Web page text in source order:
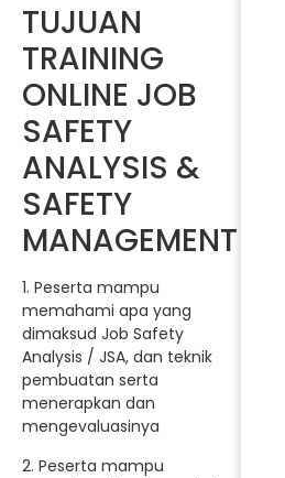
TUJUAN
TRAINING
ONLINE JOB
SAFETY
ANALYSIS &
SAFETY
MANAGEMENT
1. Peserta mampu
memahami apa yang
dimaksud Job Safety
Analysis / JSA, dan teknik
pembuatan serta
menerapkan dan
mengevaluasinya
2. Peserta mampu